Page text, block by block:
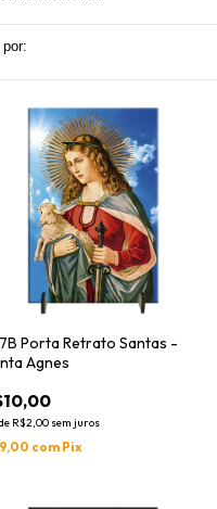
Porta Retrato Santas -
Agnes
R$2,00 sem juros
com Pix